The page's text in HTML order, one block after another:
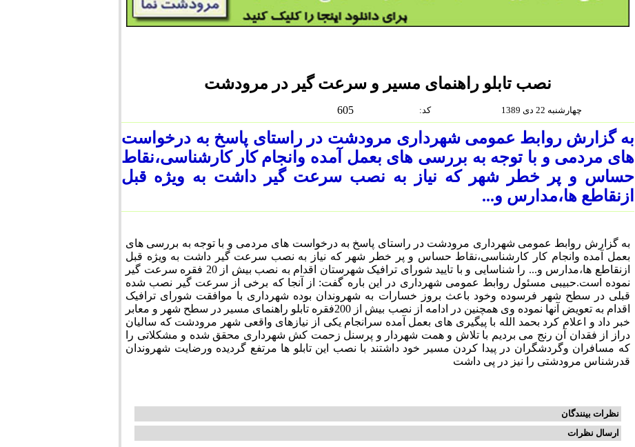
نصب تابلو راهنمای مسیر و سرعت گیر در مرودشت
605 :كد چهارشنبه 22 دى 1389
به گزارش روابط عمومی شهرداری مرودشت در راستای پاسخ به درخواست
های مردمی و با توجه به بررسی های بعمل آمده وانجام کار کارشناسی،نقاط
حساس و پر خطر شهر که نیاز به نصب سرعت گیر داشت به ویژه قبل
ازنقاطع ها،مدارس و...
به گزارش روابط عمومی شهرداری مرودشت در راستای پاسخ به درخواست های مردمی و با توجه به بررسی های
بعمل آمده وانجام کار کارشناسی،نقاط حساس و پر خطر شهر که نیاز به نصب سرعت گیر داشت به ویژه قبل
ازنقاطع ها،مدارس و... را شناسایی و با تایید شورای ترافیک شهرستان اقدام به نصب بیش از 20 فقره سرعت گیر
نموده است.حبیبی مسئول روابط عمومی شهرداری در این باره گفت: از آنجا که برخی از سرعت گیر نصب شده
قبلی در سطح شهر فرسوده وخود باعث بروز خسارات به شهروندان بوده شهرداری با موافقت شورای ترافیک
اقدام به تعویض آنها نموده وی همچنین در ادامه از نصب بیش از 200فقره تابلو راهنمای مسیر در سطح شهر و معابر
خبر داد و اعلام کرد بحمد الله با پیگیری های بعمل آمده سرانجام یکی از نیازهای واقعی شهر مرودشت که سالیان
دراز از فقدان آن رنج می بردیم با تلاش و همت شهردار و پرسنل زحمت کش شهرداری محقق شده و مشکلاتی را
که مسافران وگردشگران در پیدا کردن مسیر خود داشتند با نصب این تابلو ها مرتفع گردیده ورضایت شهروندان
قدرشناس مرودشتی را نیز در پی داشت
نظرات بینندگان
ارسال نظرات